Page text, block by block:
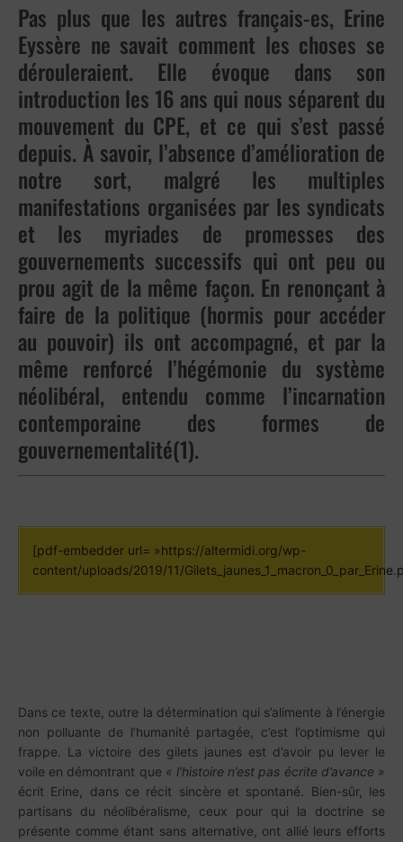
Pas plus que les autres français-es, Erine
Eyssère ne savait comment les choses se
dérouleraient. Elle évoque dans son
introduction les 16 ans qui nous séparent du
mouvement du CPE, et ce qui s’est passé
depuis. À savoir, l’absence d’amélioration de
notre sort, malgré les multiples
manifestations organisées par les syndicats
et les myriades de promesses des
gouvernements successifs qui ont peu ou
prou agit de la même façon. En renonçant à
faire de la politique (hormis pour accéder
au pouvoir) ils ont accompagné, et par la
même renforcé l’hégémonie du système
néolibéral, entendu comme l’incarnation
contemporaine des formes de
gouvernementalité(1).
[pdf-embedder url= »https://altermidi.org/wp-
content/uploads/2019/11/
Dans ce texte, outre la détermination qui s’alimente à l’énergie
non polluante de l’humanité partagée, c’est l’optimisme qui
frappe. La victoire des gilets jaunes est d’avoir pu lever le
voile en démontrant que « l’histoire n’est pas écrite d’avance »
écrit Erine, dans ce récit sincère et spontané. Bien-sûr, les
partisans du néolibéralisme, ceux pour qui la doctrine se
présente comme étant sans alternative, ont allié leurs efforts